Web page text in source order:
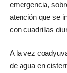
emergencia,
atención que se
con cuadrillas
A la vez
de agua en